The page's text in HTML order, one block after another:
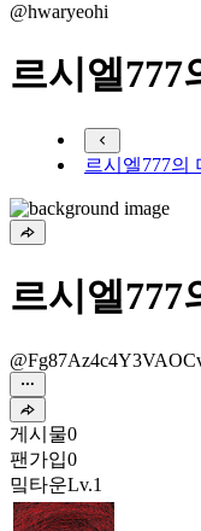
@hwaryeohi
르시엘777
르시엘777의
르시엘777
게시물0
팬가입0
밐타운Lv.1